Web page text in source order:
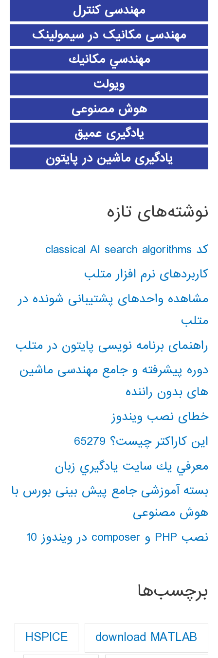
مهندسی کنترل
مهندسی مکانیک در سیمولینک
مهندسي مكانيك
ویولت
هوش مصنوعی
یادگیری عمیق
یادگیری ماشین در پایتون
نوشته‌های تازه
کد classical AI search algorithms
کاربردهای نرم افزار متلب
مشاهده واحدهای پشتیبانی شونده در
متلب
راهنمای برنامه نویسی پایتون در متلب
دوره پیشرفته و جامع مهندسی ماشین
های بدون راننده
خطای نصب ویندوز
این کاراکتر چیست؟ 65279
معرفي يك سايت يادگيري زبان
بسته آموزشی جامع پیش بینی بورس با
هوش مصنوعی
نصب PHP و composer در ویندوز 10
برچسب‌ها
download MATLAB
HSPICE